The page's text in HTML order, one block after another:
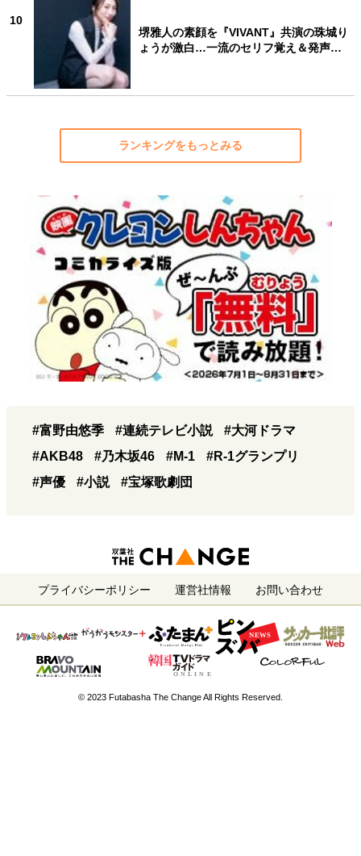
10
堺雅人の素顔を『VIVANT』共演の珠城り
ょうが激白…一流のセリフ覚え＆発声…
ランキングをもっとみる
#富野由悠季 #連続テレビ小説
#大河ドラマ
#AKB48
#乃木坂46 #M-1
#R-1グランプリ
#声優
#小説 #宝塚歌劇団
プライバシーポリシー 運営社情報 お問い合わせ
© 2023 Futabasha The Change All Rights Reserved.